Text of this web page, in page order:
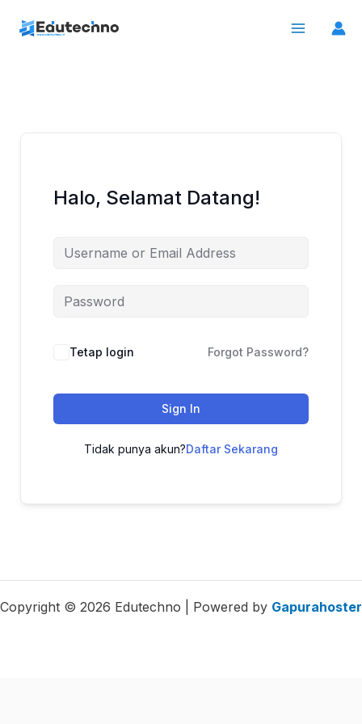
Halo, Selamat Datang!
Tetap login Forgot Password?
Sign In
Tidak punya akun?Daftar Sekarang
Copyright © 2026 Edutechno | Powered by Gapurahoster